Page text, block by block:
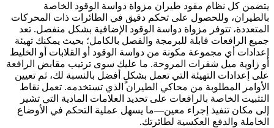
يتضمن كل نظام مقود طيران مزواة دواسة الوقود الخاصة
بالطيران، وللحصول على تحكم دقيق في الطائرات ذات المحركات
المتعددة، تتوفر مزواة دواسة الوقود الإضافية بشكل منفصل. تعد
جميع الرافعات قابلة للبرمجة والفصل بالكامل؛ بحيث يمكنك تهيئة
إعدادات أي مجموعة مكونة من دواسة الوقود أو القلابات أو الخليط
أو زاوية ميل شفرات المروحة. ما عليك سوى ترتيب مقابض الرافعة
على إعدادات التهيئة التي تعمل بشكلٍ أفضل بالنسبة لك، ثم تعيين
الأوامر المطلوبة من محاكي الطيران الذي تستخدمه. تعمل نقاط
التثبيت الخاصة بالرافعات على تحديد العلامات المادية التي تشير
إلى مكان تنفيذ إجراء معين—ما يسهل عملية التحكم في الأوضاع
الخاملة والدفع العكسية لطائرتك.